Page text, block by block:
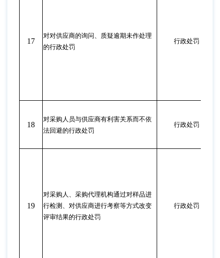
17
对对供应商的询问、质疑逾期未作处理
的行政处罚
行政处罚
18
对采购人员与供应商有利害关系而不依
法回避的行政处罚
行政处罚
19
对采购人、采购代理机构通过对样品进
行检测、对供应商进行考察等方式改变
评审结果的行政处罚
行政处罚